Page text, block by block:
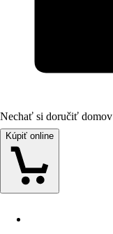
Nechať si doručiť domov
Kúpiť online